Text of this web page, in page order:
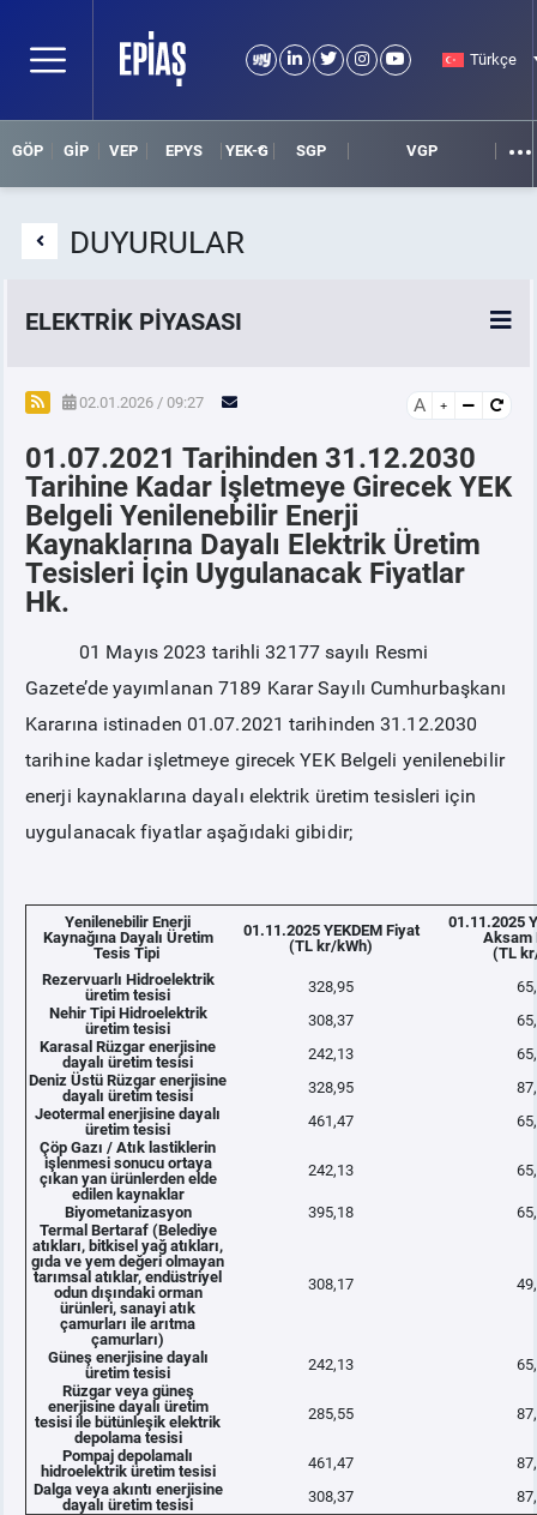
Türkçe
GÖP GİP VEP EPYS YEK-G SGP VGP
DUYURULAR
ELEKTRİK PİYASASI
SPOT ELEKTRİK PİYASALARI
ÖRNEK FİNANS BELGELERİ
VADELİ ELEKTRİK PİYASASI
PİYASA
SERBEST TÜKETİCİ
TEMİNAT
DUYURULAR
BT HİZMET YÖNETİM SİSTEMİ POLİTİKAMIZ
02.01.2026 / 09:27 A
01.07.2021 Tarihinden 31.12.2030
Tarihine Kadar İşletmeye Girecek YEK
Belgeli Yenilenebilir Enerji
Kaynaklarına Dayalı Elektrik Üretim
Tesisleri İçin Uygulanacak Fiyatlar
Hk.
01 Mayıs 2023 tarihli 32177 sayılı Resmi
Gazete’de yayımlanan 7189 Karar Sayılı Cumhurbaşkanı
Kararına istinaden 01.07.2021 tarihinden 31.12.2030
tarihine kadar işletmeye girecek YEK Belgeli yenilenebilir
enerji kaynaklarına dayalı elektrik üretim tesisleri için
uygulanacak fiyatlar aşağıdaki gibidir;
Yenilenebilir Enerji
Kaynağına Dayalı Üretim
Tesis Tipi
01.11.2025 YEKDEM Fiyat
(TL kr/kWh)
01.11.2025
Aksam
(TL
Rezervuarlı Hidroelektrik
üretim tesisi
328,95
Nehir Tipi Hidroelektrik
üretim tesisi
308,37
Karasal Rüzgar enerjisine
dayalı üretim tesisi
242,13
Deniz Üstü Rüzgar enerjisine
dayalı üretim tesisi
328,95
Jeotermal enerjisine dayalı
üretim tesisi
461,47
Çöp Gazı / Atık lastiklerin
işlenmesi sonucu ortaya
çıkan yan ürünlerden elde
edilen kaynaklar
242,13
Biyometanizasyon 395,18
Termal Bertaraf (Belediye
atıkları, bitkisel yağ atıkları,
gıda ve yem değeri olmayan
tarımsal atıklar, endüstriyel
odun dışındaki orman
ürünleri, sanayi atık
çamurları ile arıtma
çamurları)
308,17
Güneş enerjisine dayalı
üretim tesisi
242,13
Rüzgar veya güneş
enerjisine dayalı üretim
tesisi ile bütünleşik elektrik
depolama tesisi
285,55
Pompaj depolamalı
hidroelektrik üretim tesisi
461,47
Dalga veya akıntı enerjisine
dayalı üretim tesisi
308,37